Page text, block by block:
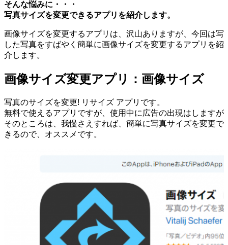
そんな悩みに・・・
写真サイズを変更できるアプリを紹介します。
画像サイズを変更するアプリは、沢山ありますが、今回は写
した写真をすばやく簡単に画像サイズを変更するアプリを紹
介します。
画像サイズ変更アプリ：画像サイズ
写真のサイズを変更! リサイズ アプリです。
無料で使えるアプリですが、使用中に広告の出現はしますが
そのところは、我慢さえすれば、簡単に写真サイズを変更で
きるので、オススメです。